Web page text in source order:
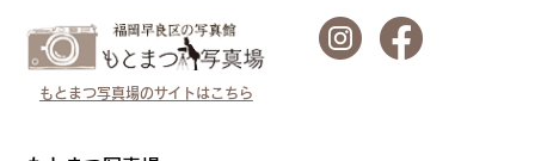
もとまつ写真場のサイトはこちら